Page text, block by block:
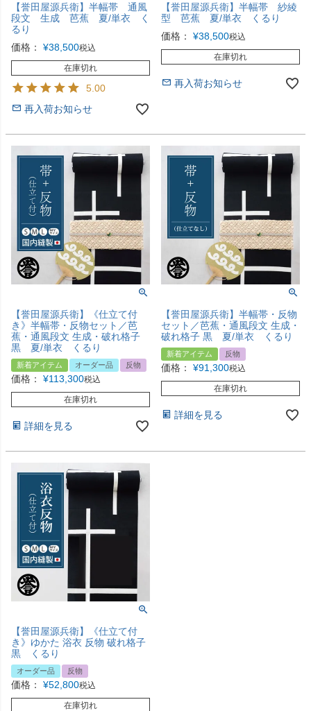
【誉田屋源兵衛】半幅帯 通風
段文 生成 芭蕉 夏/単衣 く
るり
価格：
¥38,500税込
在庫切れ
5.00
再入荷お知らせ
【誉田屋源兵衛】半幅帯 紗綾
型 芭蕉 夏/単衣 くるり
価格：
¥38,500税込
在庫切れ
再入荷お知らせ
【誉田屋源兵衛】《仕立て付
き》半幅帯・反物セット／芭
蕉・通風段文 生成・破れ格子
黒 夏/単衣 くるり
新着アイテム オーダー品 反物
価格： ¥113,300税込
在庫切れ
詳細を見る
【誉田屋源兵衛】半幅帯・反物
セット／芭蕉・通風段文 生成・
破れ格子 黒 夏/単衣 くるり
新着アイテム 反物
価格： ¥91,300税込
在庫切れ
詳細を見る
【誉田屋源兵衛】《仕立て付
き》ゆかた 浴衣 反物 破れ格子
黒 くるり
オーダー品 反物
価格： ¥52,800税込
在庫切れ